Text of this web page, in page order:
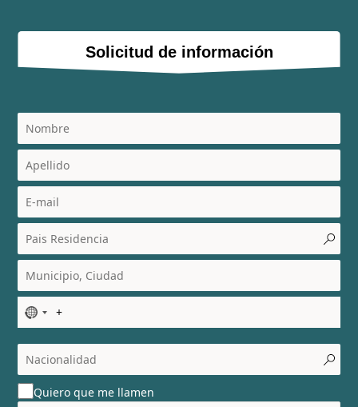
Solicitud de información
N
o
c
o
u
nQuiero que me llamen